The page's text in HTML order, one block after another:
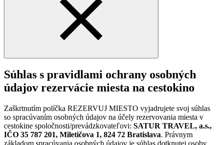
Súhlas s pravidlami ochrany osobných
údajov rezervácie miesta na cestokino
Zaškrtnutím políčka REZERVUJ MIESTO vyjadrujete svoj súhlas
so spracúvaním osobných údajov na účely rezervovania miesta v
cestokine spoločnosti/prevádzkovateľovi: SATUR TRAVEL, a.s.,
IČO 35 787 201, Miletičova 1, 824 72 Bratislava. Právnym
základom spracúvania osobných údajov je súhlas dotknutej osoby,